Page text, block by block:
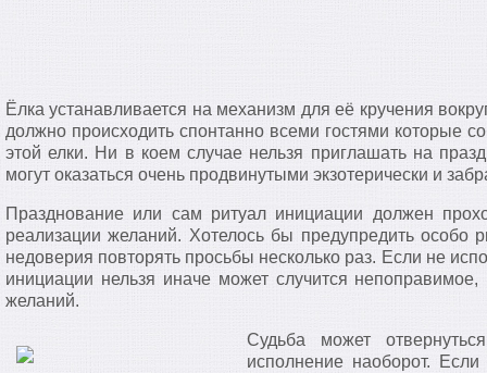
Ёлка устанавливается на механизм для её кручения
должно происходить спонтанно всеми гостями которые
этой елки. Ни в коем случае нельзя приглашать на
могут оказаться очень продвинутыми экзотерически и
Празднование или сам ритуал инициации должен
реализации желаний. Хотелось бы предупредить особо
недоверия повторять просьбы несколько раз. Если не
инициации нельзя иначе может случится
желаний.
Судьба может
исполнение наоборот.